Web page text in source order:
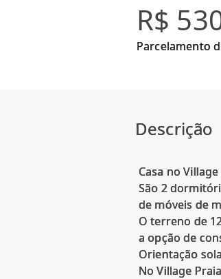
R$
Parcelamento
Descrição
Casa no
São 2
de móveis de
O terreno de
a opção de
Orientação
No Village